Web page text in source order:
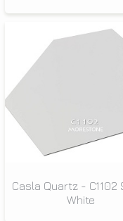
Casla Quartz - C1102
White